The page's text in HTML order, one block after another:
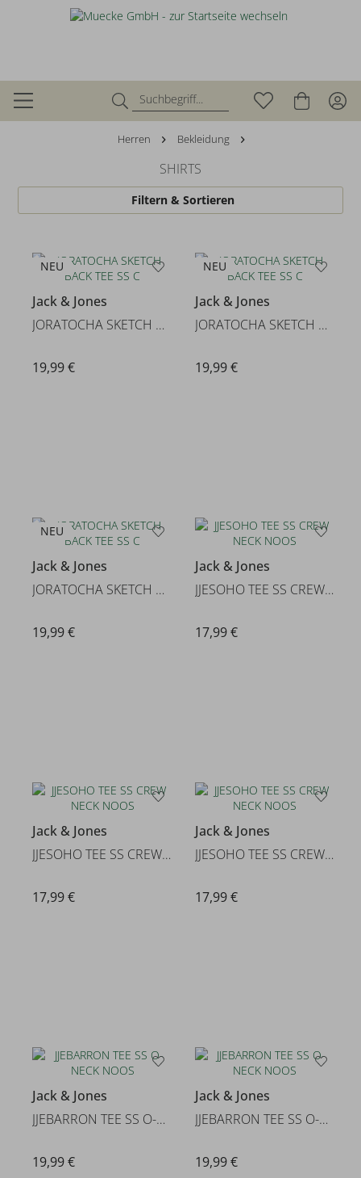
Herren Bekleidung
SHIRTS
Filtern & Sortieren
NEU
Jack & Jones
JORATOCHA SKETCH BACK TEE SS C
19,99 €
NEU
Jack & Jones
JORATOCHA SKETCH BACK TEE SS C
19,99 €
NEU
Jack & Jones
JORATOCHA SKETCH BACK TEE SS C
19,99 €
Jack & Jones
JJESOHO TEE SS CREW NECK NOOS
17,99 €
Jack & Jones
JJESOHO TEE SS CREW NECK NOOS
17,99 €
Jack & Jones
JJESOHO TEE SS CREW NECK NOOS
17,99 €
Jack & Jones
JJEBARRON TEE SS O-NECK NOOS
19,99 €
Jack & Jones
JJEBARRON TEE SS O-NECK NOOS
19,99 €